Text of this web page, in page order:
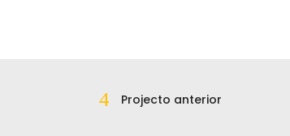
Projecto anterior